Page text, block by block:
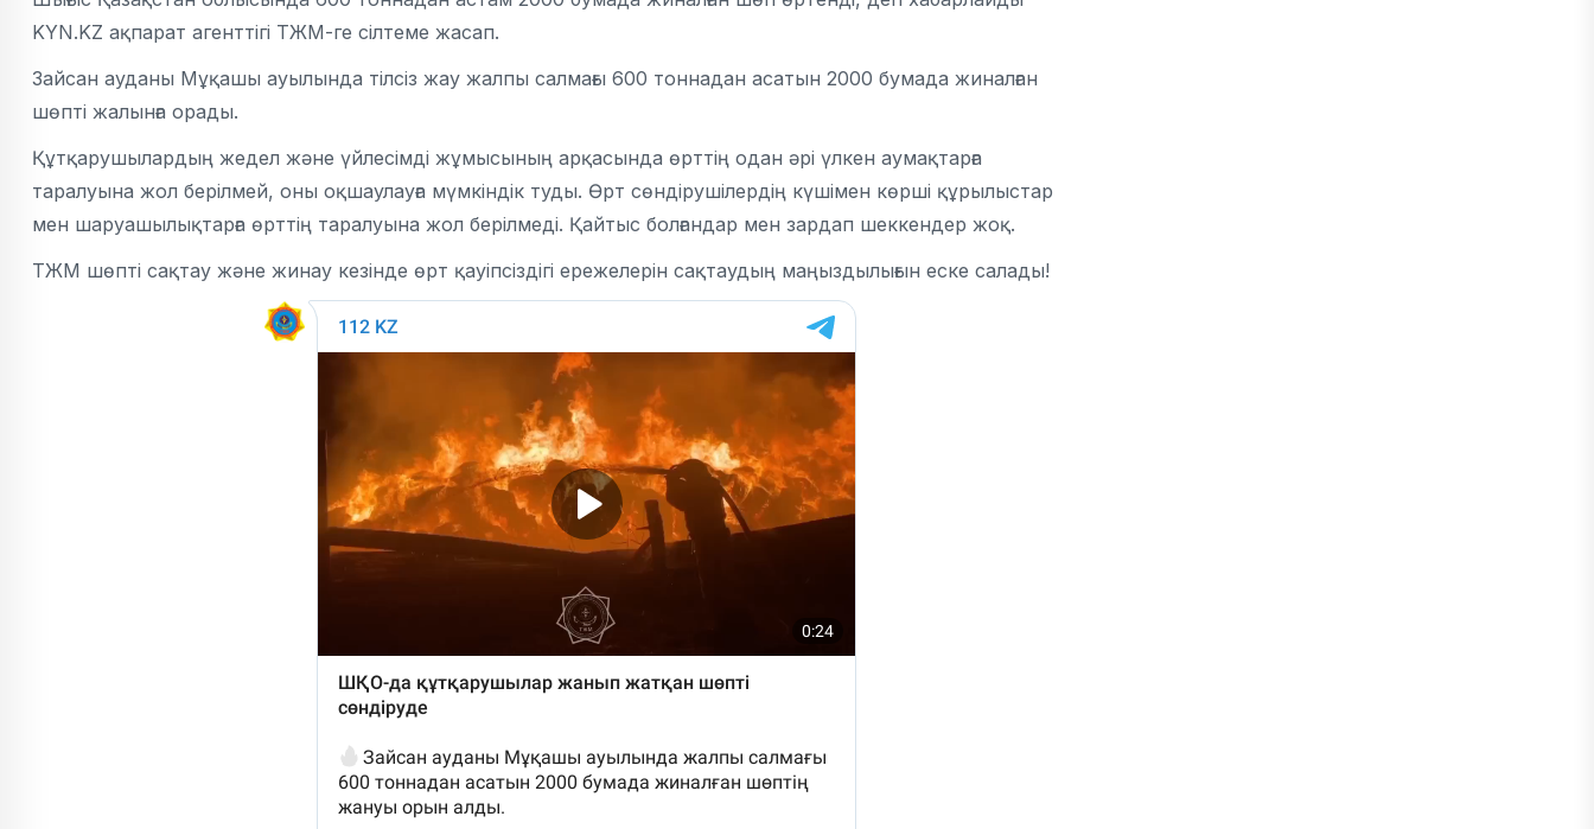
KYN.KZ ақпарат агенттігі ТЖМ-ге сілтеме жасап.
Зайсан ауданы Мұқашы ауылында тілсіз жау жалпы салмағы 600 тоннадан асатын 2000 бумада жиналған
шөпті жалынға орады.
Құтқарушылардың жедел және үйлесімді жұмысының арқасында өрттің одан әрі үлкен аумақтарға
таралуына жол берілмей, оны оқшаулауға мүмкіндік туды. Өрт сөндірушілердің күшімен көрші құрылыстар
мен шаруашылықтарға өрттің таралуына жол берілмеді. Қайтыс болғандар мен зардап шеккендер жоқ.
ТЖМ шөпті сақтау және жинау кезінде өрт қауіпсіздігі ережелерін сақтаудың маңыздылығын еске салады!